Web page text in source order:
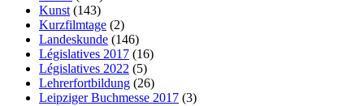
Kunst (143)
Kurzfilmtage (2)
Landeskunde (146)
Législatives 2017 (16)
Législatives 2022 (5)
Lehrerfortbildung (26)
Leipziger Buchmesse 2017 (3)